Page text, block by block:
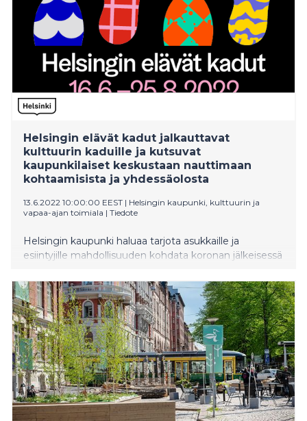
Helsingin elävät kadut jalkauttavat
kulttuurin kaduille ja kutsuvat
kaupunkilaiset keskustaan nauttimaan
kohtaamisista ja yhdessäolosta
13.6.2022 10:00:00 EEST | Helsingin kaupunki, kulttuurin ja
vapaa-ajan toimiala | Tiedote
Helsingin kaupunki haluaa tarjota asukkaille ja
esiintyjille mahdollisuuden kohdata koronan jälkeisessä
kesäohjelmalla. Helsingin elävät kadut levittäytyvät
kulttuuriohjelmallaan viiteen eri keskustan
kohteeseen. Musiikki, tanssi, sirkus ja muut esittävän
taiteen lajit sekä osallistavat työpajat ottavat kadut
haltuun 16.6.-25.8.